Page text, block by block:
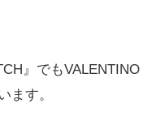
』でもVALENTINO
ます。